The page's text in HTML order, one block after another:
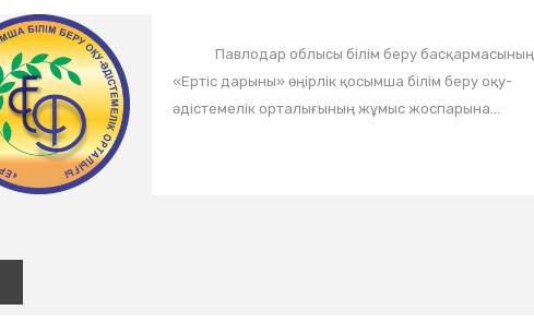
Павлодар облысы білім беру басқармасының
«Ертіс дарыны» өңірлік қосымша білім беру оқу-
әдістемелік орталығының жұмыс жоспарына...